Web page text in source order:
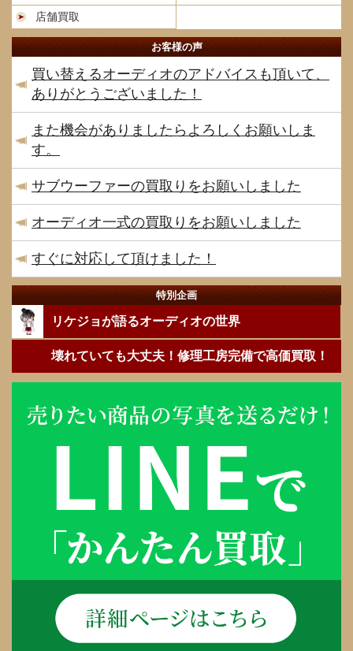
店舗買取
お客様の声
買い替えるオーディオのアドバイスも頂いて、
ありがとうございました！
また機会がありましたらよろしくお願いしま
す。
サブウーファーの買取りをお願いしました
オーディオ一式の買取りをお願いしました
すぐに対応して頂けました！
特別企画
リケジョが語るオーディオの世界
壊れていても大丈夫！修理工房完備で高価買取！